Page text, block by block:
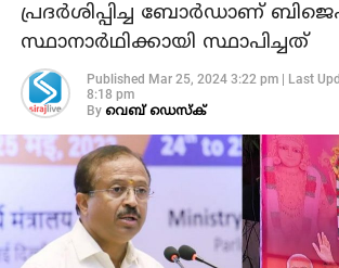
പ്രദര്‍ശിപ്പിച്ച ബോര്‍ഡാണ്
സ്ഥാനാര്‍ഥിക്കായി സ്ഥാപിച്ചത്
Published Mar 25, 2024 3:22 pm| Last
8:18 pm
By വെബ് ഡെസ്‌ക്